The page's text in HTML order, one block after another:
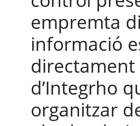
empremta
informació
directament
d’Integrho
organitzar